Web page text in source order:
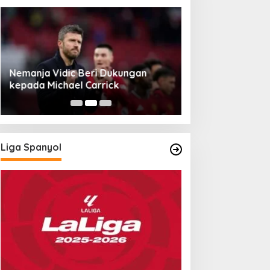
Nemanja Vidic Beri Dukungan
kepada Michael Carrick
Liga Spanyol